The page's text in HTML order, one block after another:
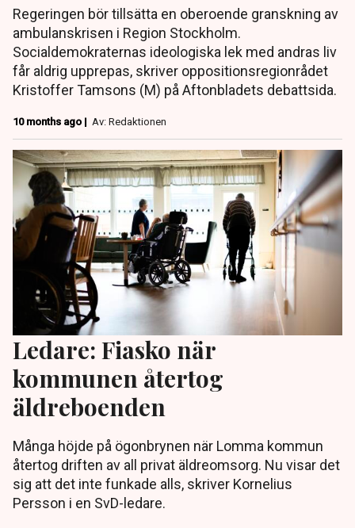
Regeringen bör tillsätta en oberoende granskning av
ambulanskrisen i Region Stockholm.
Socialdemokraternas ideologiska lek med andras liv
får aldrig upprepas, skriver oppositionsregionrådet
Kristoffer Tamsons (M) på Aftonbladets debattsida.
10 months ago | Av: Redaktionen
Ledare: Fiasko när
kommunen återtog
äldreboenden
Många höjde på ögonbrynen när Lomma kommun
återtog driften av all privat äldreomsorg. Nu visar det
sig att det inte funkade alls, skriver Kornelius
Persson i en SvD-ledare.